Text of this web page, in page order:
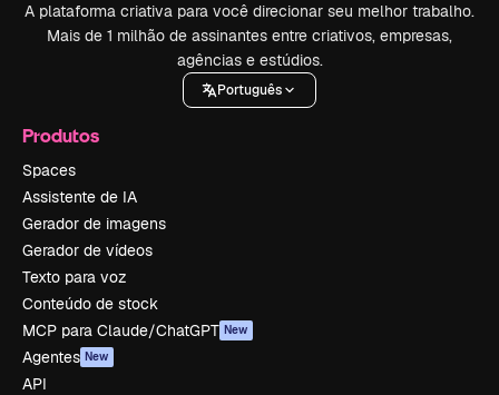
A plataforma criativa para você direcionar seu melhor trabalho.
Mais de 1 milhão de assinantes entre criativos, empresas,
agências e estúdios.
Português
Produtos
Spaces
Assistente de IA
Gerador de imagens
Gerador de vídeos
Texto para voz
Conteúdo de stock
MCP para Claude/ChatGPT New
Agentes New
API